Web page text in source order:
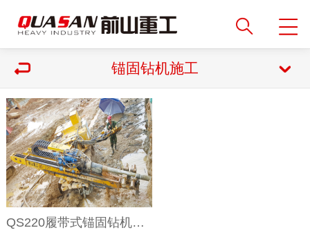
锚固钻机施工
QS220履带式锚固钻机边坡支护施工